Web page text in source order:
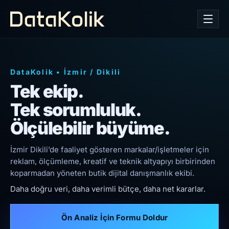
DataKolik • İzmir / Dikili
Tek ekip.
Tek sorumluluk.
Ölçülebilir büyüme.
İzmir Dikili’de faaliyet gösteren markalar/işletmeler için
reklam, ölçümleme, kreatif ve teknik altyapıyı birbirinden
koparmadan yöneten butik dijital danışmanlık ekibi.
Daha doğru veri, daha verimli bütçe, daha net kararlar.
Ön Analiz İçin Formu Doldur